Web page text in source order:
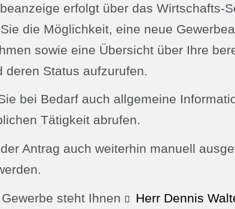
erfolgt über das Wirtschafts-
die Möglichkeit, eine neue
sowie eine Übersicht über Ihre
Status aufzurufen.
bei Bedarf auch allgemeine
Tätigkeit abrufen.
Antrag auch weiterhin manuell
steht Ihnen Herr Dennis